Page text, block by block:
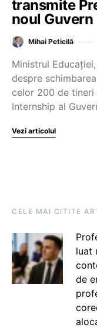
transmite
noul Guvern
Mihai Peticilă
Ministrul
despre
celor 200 de tineri
Internship al
Vezi articolul
CELE MAI CITITE
luat
de